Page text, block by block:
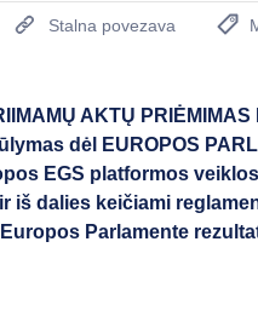
Stalna povezava
AKTŲ
dėl EUROPOS
EGS platformos
iš dalies keičiami
Parlamente